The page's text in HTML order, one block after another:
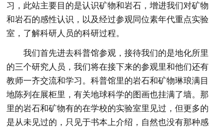
习，此站主要目的是认识矿物和岩石，增进我们对矿物
和岩石的感性认识，以及经过参观同位素年代重点实验
室，了解科研人员的科研过程。
我们首先进去科普馆参观，接待我们的是地化所里
的三个研究人员，我们将在接下来的参观里和他们还有
教师一齐交流和学习。科普馆里的岩石和矿物琳琅满目
地陈列在展柜里，有关地球科学的图画也挂满了墙。那
里的岩石和矿物有的在学校的实验室里见过，但更多的
是从未见过的，只见于书本上介绍，自然也没有那种感